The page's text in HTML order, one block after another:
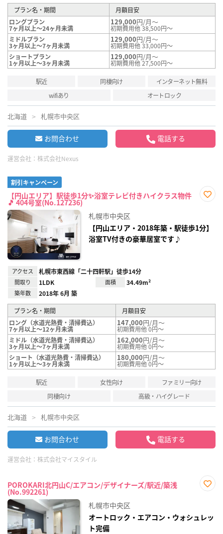
プラン名・期間
月額目安
ロングプラン
7ヶ月以上～24ヶ月未満
129,000円/月～
初期費用他 38,500円～
ミドルプラン
3ヶ月以上～7ヶ月未満
129,000円/月～
初期費用他 33,000円～
ショートプラン
1ヶ月以上～3ヶ月未満
129,000円/月～
初期費用他 27,500円～
駅近 同棲向け
インターネット無料
wifiあり
オートロック
北海道 札幌市中央区
お問合わせ 電話する
運営会社： 株式会社Nexus
割引キャンペーン
【円山エリア】駅徒歩1分✨浴室テレビ付きハイクラス物件
🎵 404号室(No.127236)
録
札幌市中央区
【円山エリア・2018年築・駅徒歩1分】
浴室TV付きの豪華居室です♪
アクセス 札幌市東西線「二十四軒駅」徒歩14分
間取り 1LDK 面積 34.49m²
築年数 2018年 6月 築
プラン名・期間
月額目安
ロング（水道光熱費・清掃費込）
7ヶ月以上～12ヶ月未満
147,000円/月～
初期費用他 0円～
ミドル（水道光熱費・清掃費込）
3ヶ月以上～7ヶ月未満
162,000円/月～
初期費用他 0円～
ショート（水道光熱費・清掃費込）
1ヶ月以上～3ヶ月未満
180,000円/月～
初期費用他 0円～
駅近 女性向け
ファミリー向け
同棲向け
高級・ハイグレード
北海道 札幌市中央区
お問合わせ 電話する
運営会社： 株式会社マイスタイル
POROKARI北円山C/エアコン/デザイナーズ/駅近/築浅
(No.992261)
録
札幌市中央区
オートロック・エアコン・ウォシュレッ
ト完備